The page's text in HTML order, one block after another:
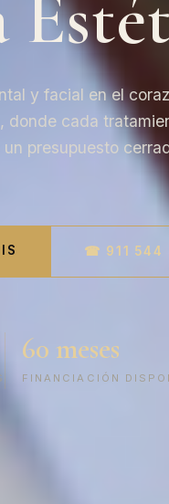
y facial en el
donde cada
presupuesto
☎ 911 544
60 meses
FINANCIACIÓN